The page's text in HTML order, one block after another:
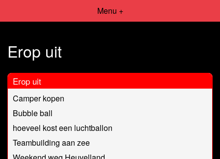
Menu +
Erop uit
Erop uit
Camper kopen
Bubble ball
hoeveel kost een luchtballon
Teambuilding aan zee